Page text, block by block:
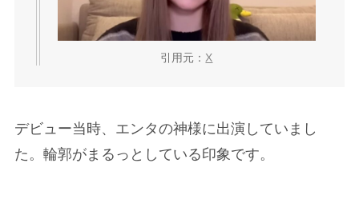
引用元： X
デビュー当時、エンタの神様に出演していまし
た。輪郭がまるっとしている印象です。